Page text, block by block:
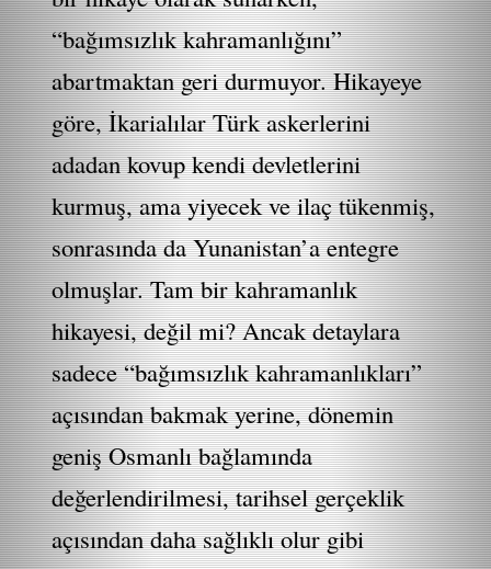
“bağımsızlık kahramanlığını”
abartmaktan geri durmuyor. Hikayeye
göre, İkarialılar Türk askerlerini
adadan kovup kendi devletlerini
kurmuş, ama yiyecek ve ilaç tükenmiş,
sonrasında da Yunanistan’a entegre
olmuşlar. Tam bir kahramanlık
hikayesi, değil mi? Ancak detaylara
sadece “bağımsızlık kahramanlıkları”
açısından bakmak yerine, dönemin
geniş Osmanlı bağlamında
değerlendirilmesi, tarihsel gerçeklik
açısından daha sağlıklı olur gibi